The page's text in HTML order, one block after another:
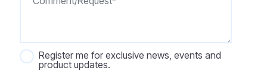
Register me for exclusive news, events and
product updates.